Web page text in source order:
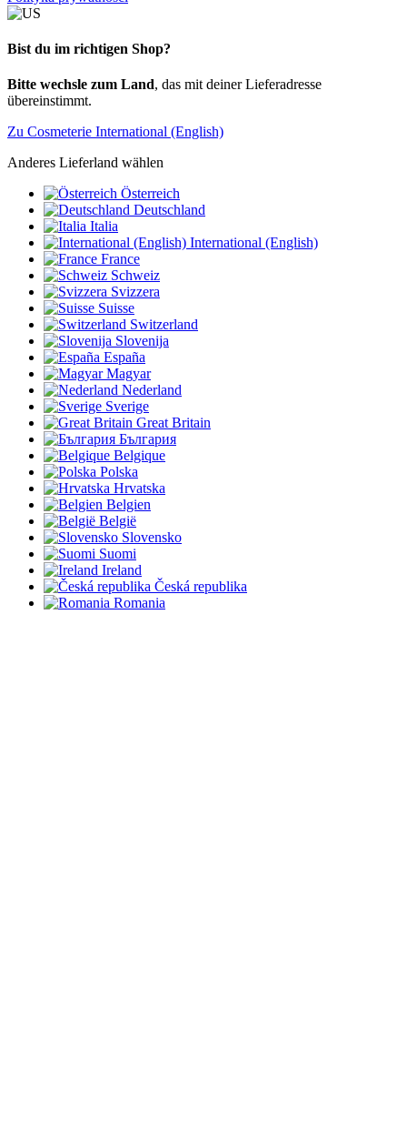
Bist du im richtigen Shop?
Bitte wechsle zum Land, das mit deiner Lieferadresse
übereinstimmt.
Zu Cosmeterie International (English)
Anderes Lieferland wählen
Österreich
Deutschland
Italia
International (English)
France
Schweiz
Svizzera
Suisse
Switzerland
Slovenija
España
Magyar
Nederland
Sverige
Great Britain
България
Belgique
Polska
Hrvatska
Belgien
België
Slovensko
Suomi
Ireland
Česká republika
Romania